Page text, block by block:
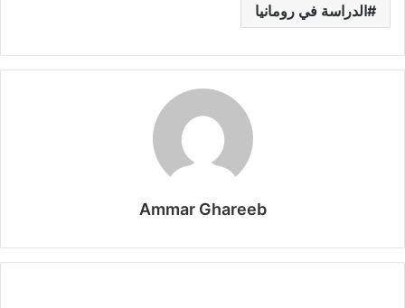
الدراسة في رومانيا
Ammar Ghareeb